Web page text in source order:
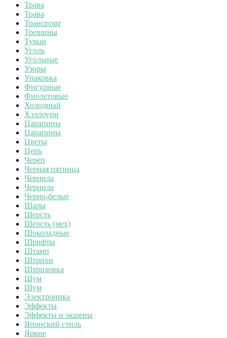
Трава
Трава
Транспорт
Трещины
Туман
Уголь
Угольные
Узоры
Упаковка
Фигурные
Фиолетовые
Холодный
Хэллоуин
Царапины
Царапины
Цветы
Цепь
Череп
Черная пятница
Чернила
Чернила
Черно-белые
Шары
Шерсть
Шерсть (мех)
Шоколадные
Шрифты
Штамп
Штрихи
Штриховка
Шум
Шум
Электроника
Эффекты
Эффекты и экшены
Японский стиль
Яркие